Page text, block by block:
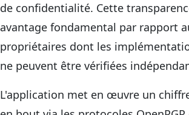
de confidentialité. Cette
avantage fondamental par rapport
propriétaires dont les
ne peuvent être vérifiées
L'application met en œuvre un